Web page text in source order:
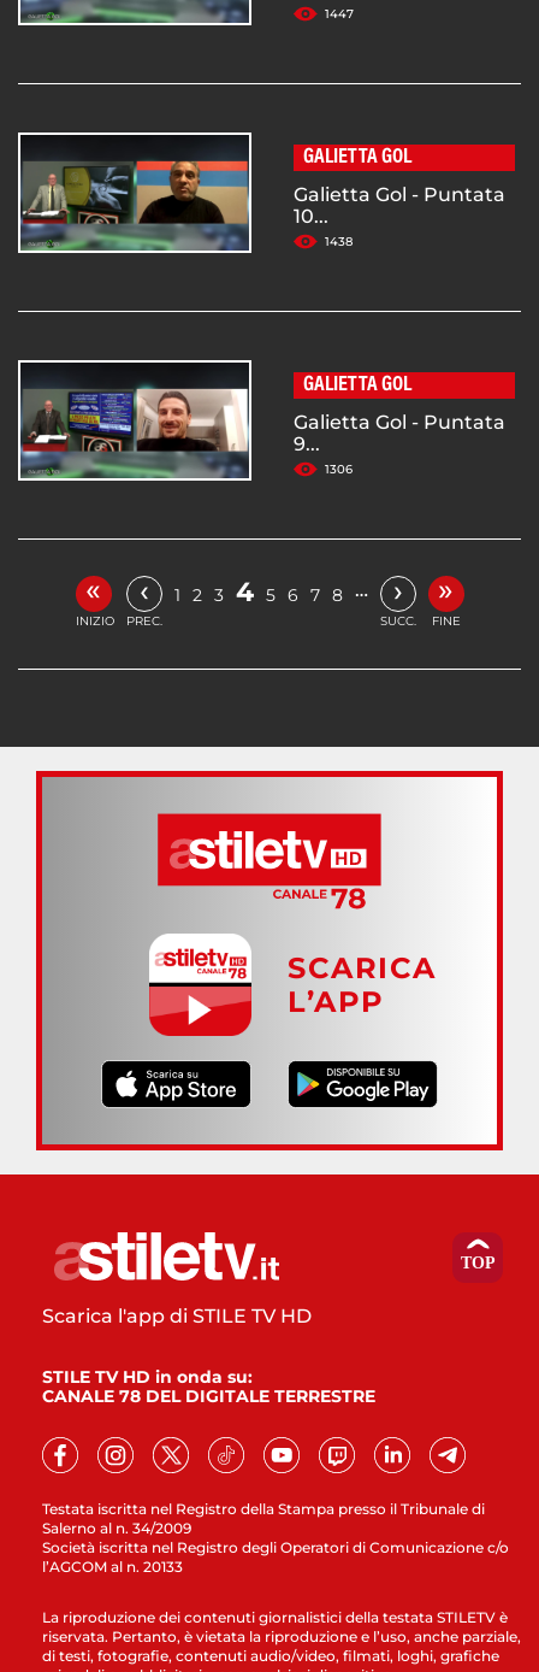
1447
GALIETTA GOL
Galietta Gol - Puntata
10...
1438
GALIETTA GOL
Galietta Gol - Puntata
9...
1306
«
INIZIO
‹
PREC.
1 2 3 4 5 6 7 8 … ›
SUCC.
»
FINE
SCARICA
L’APP
Testata iscritta nel Registro della Stampa presso il Tribunale di
Salerno al n. 34/2009
Società iscritta nel Registro degli Operatori di Comunicazione c/o
l’AGCOM al n. 20133
Scarica l'app di STILE TV HD
STILE TV HD in onda su:
CANALE 78 DEL DIGITALE TERRESTRE
La riproduzione dei contenuti giornalistici della testata STILETV è
riservata. Pertanto, è vietata la riproduzione e l’uso, anche parziale,
di testi, fotografie, contenuti audio/video, filmati, loghi, grafiche